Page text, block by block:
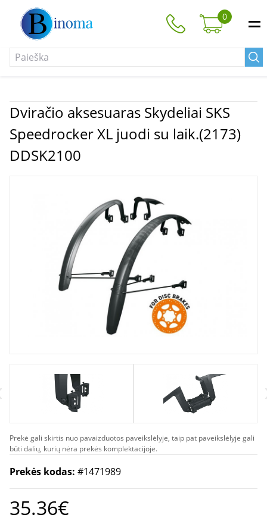
0
Dviračio aksesuaras Skydeliai SKS
Speedrocker XL juodi su laik.(2173)
DDSK2100
Prekė gali skirtis nuo pavaizduotos paveikslėlyje, taip pat paveikslėlyje gali
būti dalių, kurių nėra prekės komplektacijoje.
Prekės kodas: #1471989
35.36€